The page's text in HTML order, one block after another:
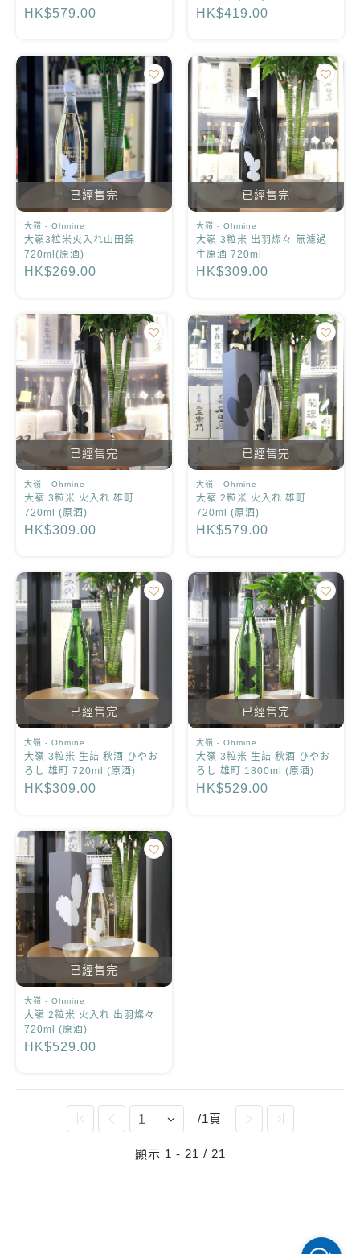
HK$579.00 HK$419.00
已經售完
大嶺 - Ohmine
大嶺3粒米火入れ山田錦
720ml(原酒)
HK$269.00
已經售完
大嶺 - Ohmine
大嶺 3粒米 出羽燦々 無濾過
生原酒 720ml
HK$309.00
已經售完
大嶺 - Ohmine
大嶺 3粒米 火入れ 雄町
720ml (原酒)
HK$309.00
已經售完
大嶺 - Ohmine
大嶺 2粒米 火入れ 雄町
720ml (原酒)
HK$579.00
已經售完
大嶺 - Ohmine
大嶺 3粒米 生詰 秋酒 ひやお
ろし 雄町 720ml (原酒)
HK$309.00
已經售完
大嶺 - Ohmine
大嶺 3粒米 生詰 秋酒 ひやお
ろし 雄町 1800ml (原酒)
HK$529.00
已經售完
大嶺 - Ohmine
大嶺 2粒米 火入れ 出羽燦々
720ml (原酒)
HK$529.00
顯示 1 - 21 / 21
/1頁